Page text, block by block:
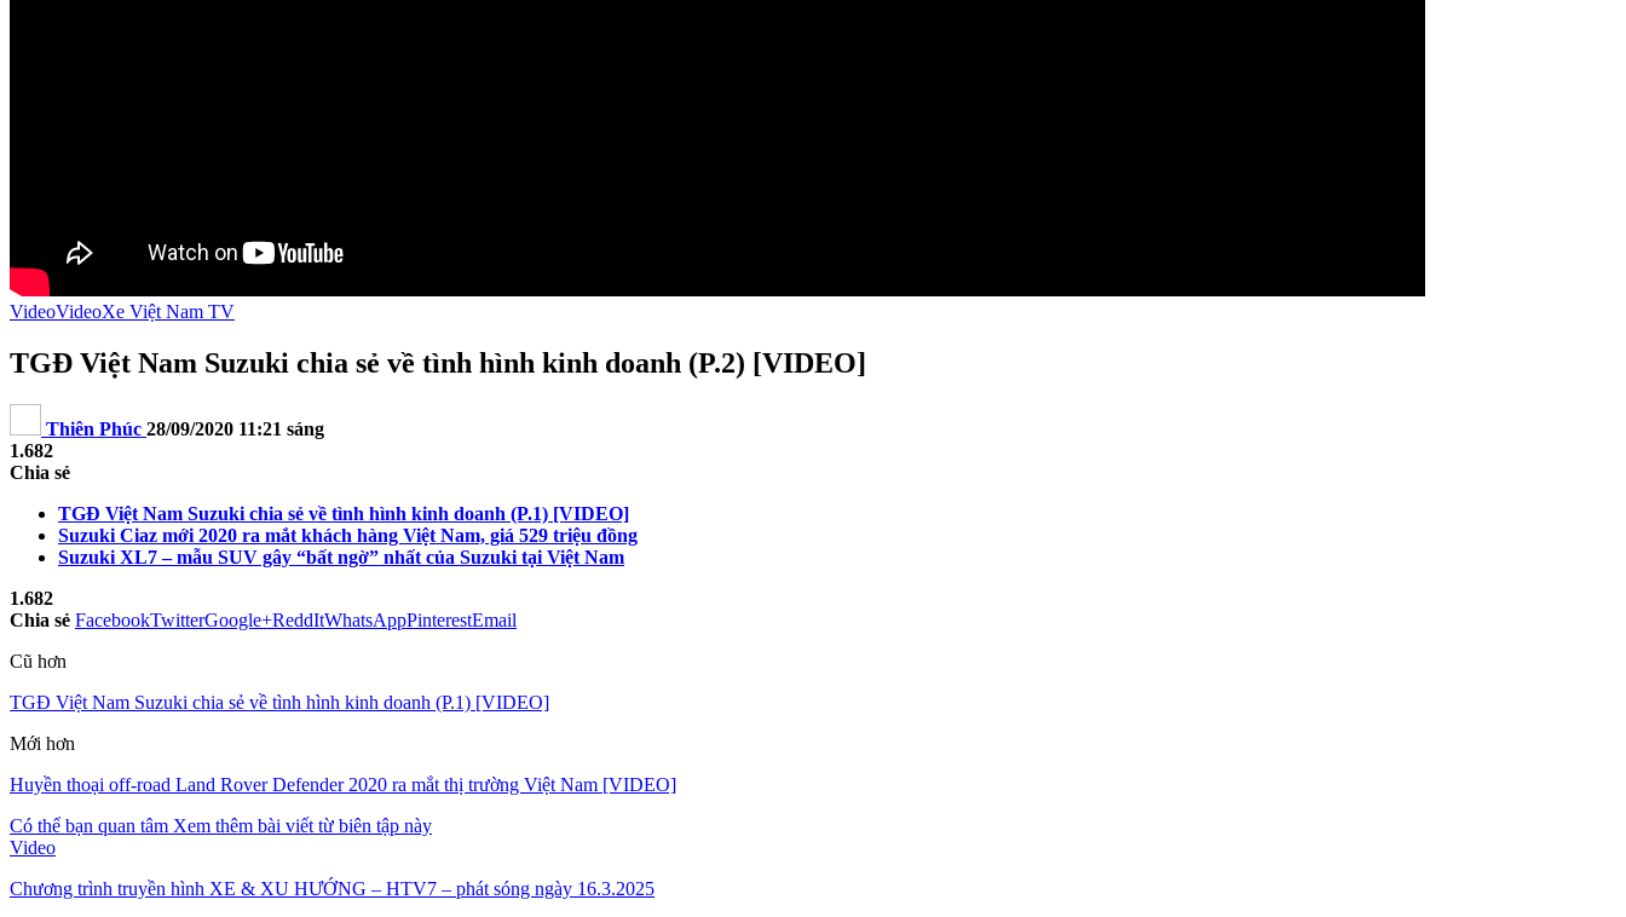
VideoVideoXe Việt Nam TV
TGĐ Việt Nam Suzuki chia sẻ về tình hình kinh doanh (P.2) [VIDEO]
Thiên Phúc 28/09/2020 11:21 sáng
1.682
Chia sẻ
TGĐ Việt Nam Suzuki chia sẻ về tình hình kinh doanh (P.1) [VIDEO]
Suzuki Ciaz mới 2020 ra mắt khách hàng Việt Nam, giá 529 triệu đồng
Suzuki XL7 – mẫu SUV gây “bất ngờ” nhất của Suzuki tại Việt Nam
1.682
Chia sẻ FacebookTwitterGoogle+ReddItWhatsAppPinterestEmail
Cũ hơn
TGĐ Việt Nam Suzuki chia sẻ về tình hình kinh doanh (P.1) [VIDEO]
Mới hơn
Huyền thoại off-road Land Rover Defender 2020 ra mắt thị trường Việt Nam [VIDEO]
Có thể bạn quan tâm Xem thêm bài viết từ biên tập này
Video
Chương trình truyền hình XE & XU HƯỚNG – HTV7 – phát sóng ngày 16.3.2025